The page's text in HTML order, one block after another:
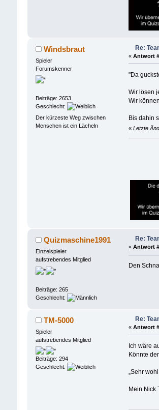
Windsbraut
Spieler
Forumskenner
Beiträge: 2653
Geschlecht:
Der kürzeste Weg zwischen
Menschen ist ein Lächeln
Re:
«Antwort
"Da
Wir lösen
Wir
Bis dahin
«Letzte
Quizmaschine1991
Einzelspieler
aufstrebendes Mitglied
Beiträge: 265
Geschlecht:
Re:
«Antwort
Den
TM-5000
Spieler
aufstrebendes Mitglied
Beiträge: 294
Geschlecht:
Re:
«Antwort
Ich wäre
Könnte
„Sehr
Mein Nick